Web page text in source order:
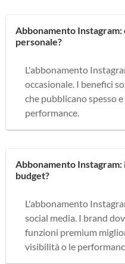
Abbonamento
personale?
L'abbonamento
occasionale. I benefici
che pubblicano spesso
performance.
Abbonamento
budget?
L'abbonamento
social media. I brand
funzioni premium
visibilità o le